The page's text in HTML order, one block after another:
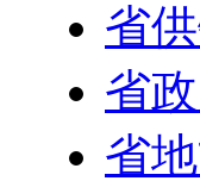
省
省
省